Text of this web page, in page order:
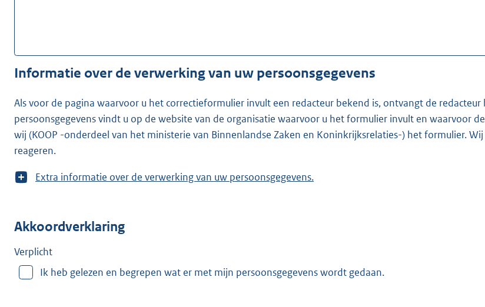
Informatie over de verwerking van uw persoonsgegevens
Als voor de pagina waarvoor u het correctieformulier invult een redacteur bekend is, ontvangt de
persoonsgegevens vindt u op de website van de organisatie waarvoor u het formulier invult en waarvoor de redacteur werkzaam is. Is de
wij (KOOP -onderdeel van het ministerie van Binnenlandse Zaken en Koninkrijksrelaties-) het formulier.
reageren.
T
m
e
Extra informatie over de verwerking van uw persoonsgegevens.
Akkoordverklaring
Verplicht
Ik heb gelezen en begrepen wat er met mijn persoonsgegevens wordt gedaan.